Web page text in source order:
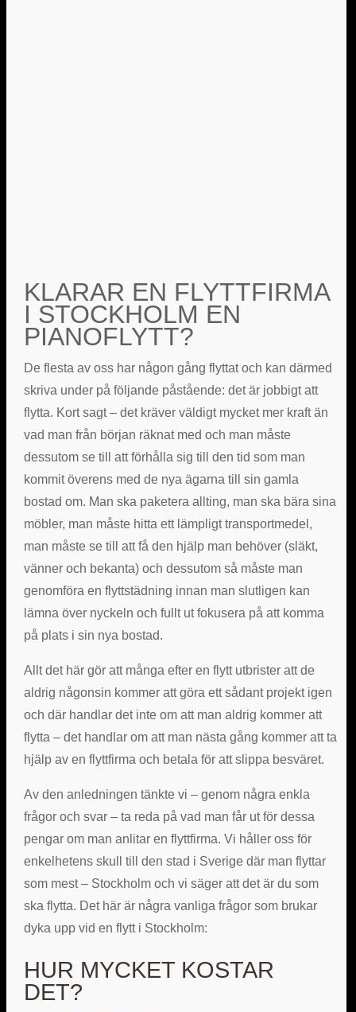
KLARAR EN FLYTTFIRMA
I STOCKHOLM EN
PIANOFLYTT?
De flesta av oss har någon gång flyttat och kan därmed
skriva under på följande påstående: det är jobbigt att
flytta. Kort sagt – det kräver väldigt mycket mer kraft än
vad man från början räknat med och man måste
dessutom se till att förhålla sig till den tid som man
kommit överens med de nya ägarna till sin gamla
bostad om. Man ska paketera allting, man ska bära sina
möbler, man måste hitta ett lämpligt transportmedel,
man måste se till att få den hjälp man behöver (släkt,
vänner och bekanta) och dessutom så måste man
genomföra en flyttstädning innan man slutligen kan
lämna över nyckeln och fullt ut fokusera på att komma
på plats i sin nya bostad.
Allt det här gör att många efter en flytt utbrister att de
aldrig någonsin kommer att göra ett sådant projekt igen
och där handlar det inte om att man aldrig kommer att
flytta – det handlar om att man nästa gång kommer att ta
hjälp av en flyttfirma och betala för att slippa besväret.
Av den anledningen tänkte vi – genom några enkla
frågor och svar – ta reda på vad man får ut för dessa
pengar om man anlitar en flyttfirma. Vi håller oss för
enkelhetens skull till den stad i Sverige där man flyttar
som mest – Stockholm och vi säger att det är du som
ska flytta. Det här är några vanliga frågor som brukar
dyka upp vid en flytt i Stockholm:
HUR MYCKET KOSTAR
DET?